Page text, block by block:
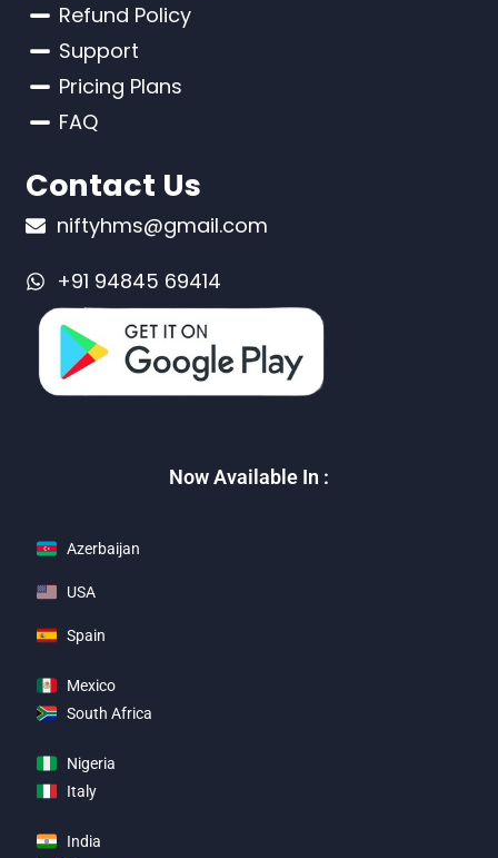
Refund Policy
Support
Pricing Plans
FAQ
Contact Us
niftyhms@gmail.com
+91 94845 69414
Now Available In :
Azerbaijan
USA
Spain
Mexico
South Africa
Nigeria
Italy
India